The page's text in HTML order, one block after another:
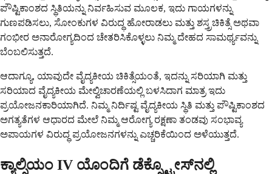
ಪೌಷ್ಟಿಕಾಂಶದ ಸ್ಥಿತಿಯನ್ನು ನಿರ್ವಹಿಸುವ ಮೂಲಕ, ಇದು ಗಾಯಗಳನ್ನು
ಗುಣಪಡಿಸಲು, ಸೋಂಕುಗಳ ವಿರುದ್ಧ ಹೋರಾಡಲು ಮತ್ತು ಶಸ್ತ್ರಚಿಕಿತ್ಸೆ ಅಥವಾ
ಗಂಭೀರ ಅನಾರೋಗ್ಯದಿಂದ ಚೇತರಿಸಿಕೊಳ್ಳಲು ನಿಮ್ಮ ದೇಹದ ಸಾಮರ್ಥ್ಯವನ್ನು
ಬೆಂಬಲಿಸುತ್ತದೆ.
ಆದಾಗ್ಯೂ, ಯಾವುದೇ ವೈದ್ಯಕೀಯ ಚಿಕಿತ್ಸೆಯಂತೆ, ಇದನ್ನು ಸರಿಯಾಗಿ ಮತ್ತು
ಸರಿಯಾದ ವೈದ್ಯಕೀಯ ಮೇಲ್ವಿಚಾರಣೆಯಲ್ಲಿ ಬಳಸಿದಾಗ ಮಾತ್ರ ಇದು
ಪ್ರಯೋಜನಕಾರಿಯಾಗಿದೆ. ನಿಮ್ಮ ನಿರ್ದಿಷ್ಟ ವೈದ್ಯಕೀಯ ಸ್ಥಿತಿ ಮತ್ತು ಪೌಷ್ಟಿಕಾಂಶದ
ಅಗತ್ಯತೆಗಳ ಆಧಾರದ ಮೇಲೆ ನಿಮ್ಮ ಆರೋಗ್ಯ ರಕ್ಷಣಾ ತಂಡವು ಸಂಭಾವ್ಯ
ಅಪಾಯಗಳ ವಿರುದ್ಧ ಪ್ರಯೋಜನಗಳನ್ನು ಎಚ್ಚರಿಕೆಯಿಂದ ಅಳೆಯುತ್ತದೆ.
ಕ್ಯಾಲ್ಸಿಯಂ IV ಯೊಂದಿಗೆ ಡೆಕ್ಸ್ಟ್ರೋಸ್‌ನಲ್ಲಿ